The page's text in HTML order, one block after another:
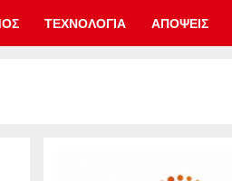
ΤΕΧΝΟΛΟΓΙΑ ΑΠΟΨΕΙΣ